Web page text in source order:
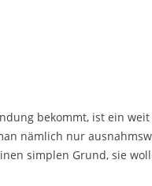
bekommt, ist ein weit
nämlich nur
simplen Grund, sie